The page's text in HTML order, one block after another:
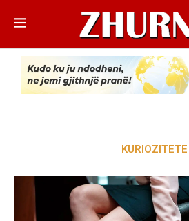
KURIOZITETE